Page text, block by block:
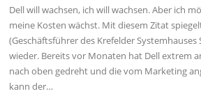
Dell will wachsen, ich will wachsen. Aber ich
meine Kosten wächst. Mit diesem Zitat
(Geschäftsführer des Krefelder
wieder. Bereits vor Monaten hat Dell extrem
nach oben gedreht und die vom Marketing
kann der…